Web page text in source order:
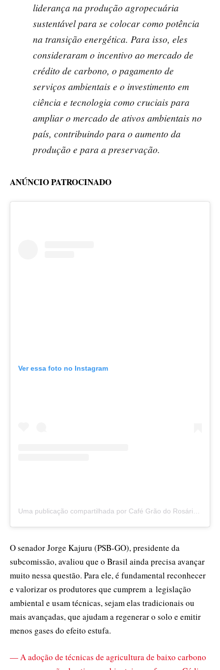
liderança na produção agropecuária
sustentável para se colocar como potência
na transição energética. Para isso, eles
consideraram o incentivo ao mercado de
crédito de carbono, o pagamento de
serviços ambientais e o investimento em
ciência e tecnologia como cruciais para
ampliar o mercado de ativos ambientais no
país, contribuindo para o aumento da
produção e para a preservação.
ANÚNCIO PATROCINADO
Ver essa foto no Instagram
O senador Jorge Kajuru (PSB-GO), presidente da
subcomissão, avaliou que o Brasil ainda precisa avançar
muito nessa questão. Para ele, é fundamental reconhecer
e valorizar os produtores que cumprem a legislação
ambiental e usam técnicas, sejam elas tradicionais ou
mais avançadas, que ajudam a regenerar o solo e emitir
menos gases do efeito estufa.
— A adoção de técnicas de agricultura de baixo carbono